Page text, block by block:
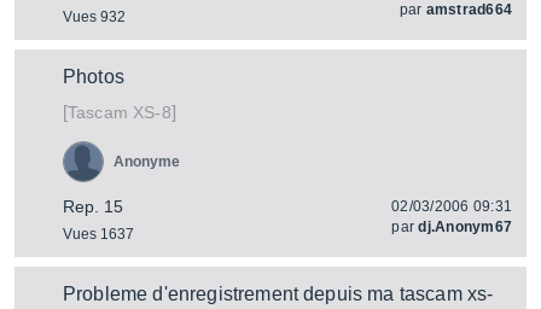
Vues 932
par amstrad664
Photos
[Tascam XS-8]
Rep. 15
Vues 1637
Anonyme
02/03/2006 09:31
pardj.Anonym67
Probleme d'enregistrement depuis ma tascam xs-